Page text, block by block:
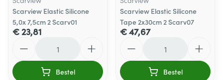
Scarview Elastic Silicone
5,0x 7,5cm 2 Scarv01
€ 23,81
Bestel
Scarview Elastic Silicone
Tape 2x30cm 2 Scarv07
€ 47,67
Bestel